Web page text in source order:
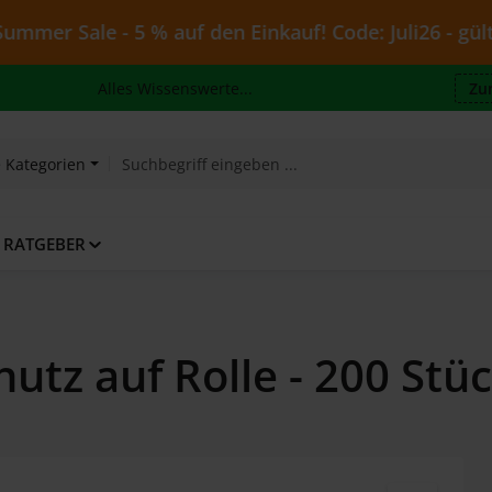
Sale - 5 % auf den Einkauf! Code: Juli26 - gültig bis
Alles Wissenswerte...
Kategorien
RATGEBER
auf Rolle - 200